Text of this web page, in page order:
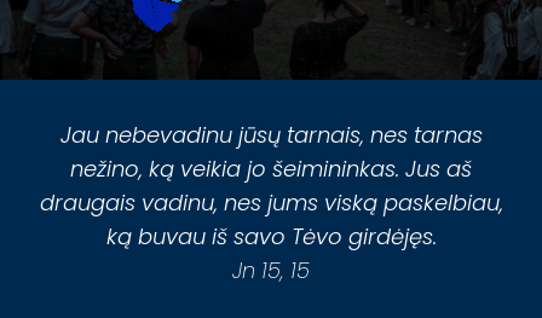
Jau nebevadinu jūsų tarnais, nes tarnas
nežino, ką veikia jo šeimininkas. Jus aš
draugais vadinu, nes jums viską paskelbiau,
ką buvau iš savo Tėvo girdėjęs.
Jn 15, 15